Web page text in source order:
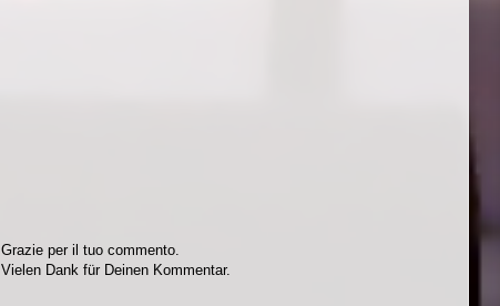
Grazie per il tuo commento.
Vielen Dank für Deinen Kommentar.